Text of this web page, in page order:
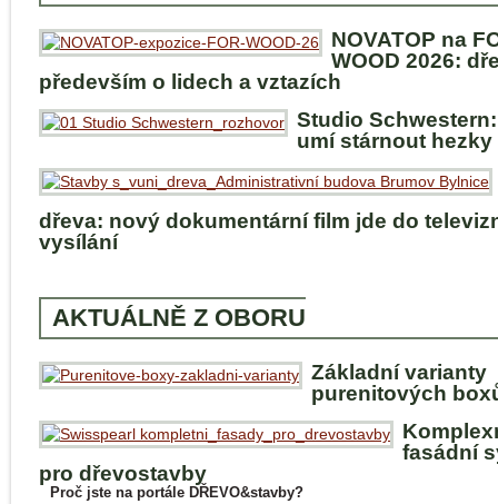
NOVATOP na
WOOD 2026:
především o lidech a vztazích
Studio
umí stárnout hezky
dřeva: nový dokumentární film jde do
vysílání
AKTUÁLNĚ Z OBORU
Základní varianty
purenitových
fasádní
pro dřevostavby
Proč jste na portále DŘEVO&stavby?